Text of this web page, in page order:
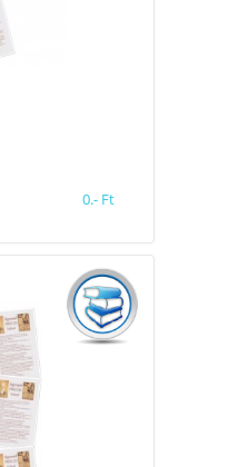
0.- Ft